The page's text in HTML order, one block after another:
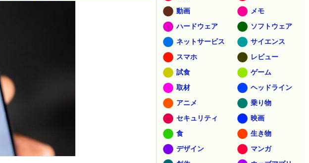
動画
メモ
ハードウェア
ソフトウェア
ネットサービス
サイエンス
スマホ
レビュー
試食
ゲーム
取材
ヘッドライン
アニメ
乗り物
セキュリティ
映画
食
生き物
デザイン
マンガ